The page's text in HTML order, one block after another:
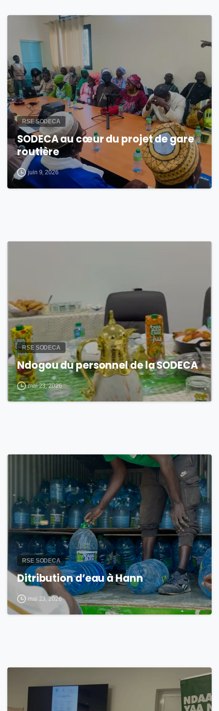
RSE SODECA
SODECA au cœur du projet de gare
routière
juin 9, 2026
RSE SODECA
Ndogou du personnel de la SODECA
mai 23, 2026
RSE SODECA
Ditribution d’eau à Hann
mai 23, 2026